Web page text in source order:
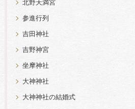
北野天満宮
参進行列
吉田神社
吉野神宮
坐摩神社
大神神社
大神神社の結婚式